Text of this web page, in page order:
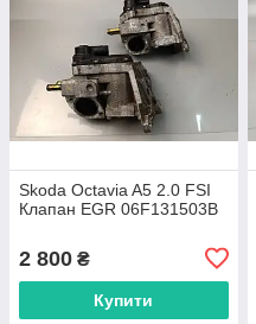
Skoda Octavia A5 2.0 FSI
Клапан EGR 06F131503B
2 800 ₴
Купити